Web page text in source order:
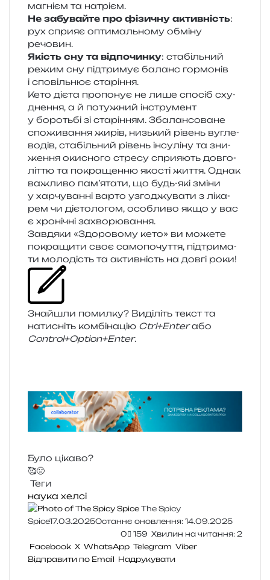
магні­єм та натрієм.
Не забу­вай­те про фізи­чну актив­ність:
рух спри­яє опти­маль­но­му обмі­ну
речовин.
Якість сну та від­по­чин­ку: ста­біль­ний
режим сну під­три­мує баланс гор­мо­нів
і спо­віль­нює старіння.
Кето дієта про­по­нує не лише спо­сіб сху­
дне­н­ня, а й поту­жний інстру­мент
у бороть­бі зі ста­рі­н­ням. Збалансоване
спо­жи­ва­н­ня жирів, низь­кий рівень вугле­
во­дів, ста­біль­ний рівень інсу­лі­ну та зни­
же­н­ня оки­сно­го стре­су спри­я­ють дов­го­
лі­т­тю та покра­щен­ню яко­сті життя. Однак
важли­во пам’ятати, що будь-які зміни
у хар­чу­ван­ні варто узго­джу­ва­ти з ліка­
рем чи діє­то­ло­гом, осо­бли­во якщо у вас
є хро­ні­чні захворювання.
Завдяки «Здоровому кето» ви може­те
покра­щи­ти своє само­по­чу­т­тя, під­три­ма­
ти моло­дість та актив­ність на довгі роки!
Знайшли помил­ку? Виділіть текст та
нати­сніть ком­бі­на­цію Ctrl+Enterабо
Control+Option+Enter.
Було цікаво?
🥰🤢
Теги
наука хелсі
The Spicy
Spice17.03.2025Останнє оновлення: 14.09.2025
0
159 Хвилин на читання: 2
Facebook X WhatsApp Telegram Viber
Відправити по Email Надрукувати